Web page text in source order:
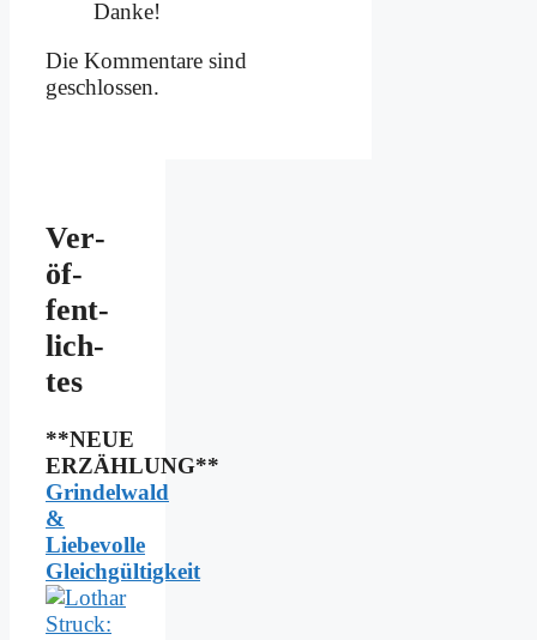
Dan­ke!
Die Kommentare sind
geschlossen.
Ver­
öf­
fent­
lich­
tes
**NEUE
ERZÄHLUNG**
Grindelwald
&
Liebevolle
Gleichgültigkeit